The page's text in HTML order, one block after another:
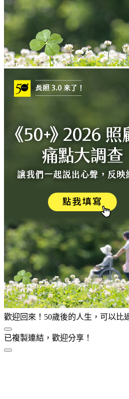
歡迎回來！50歲後的人生，可以比
已複製連結，歡迎分享！